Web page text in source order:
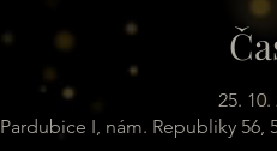
25. 10.
Pardubice I, nám. Republiky 56,